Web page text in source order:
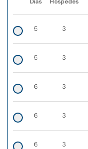
Dias Hóspedes
5 3
5 3
6 3
6 3
6 3